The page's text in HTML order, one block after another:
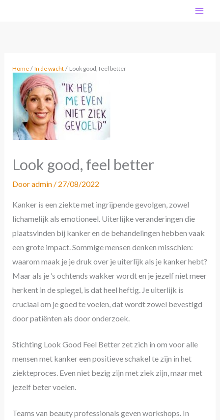
Home In de wacht Look good, feel better
Look good, feel better
Dooradmin / 27/08/2022
Kanker is een ziekte met ingrijpende gevolgen, zowel
lichamelijk als emotioneel. Uiterlijke veranderingen die
plaatsvinden bij kanker en de behandelingen hebben vaak
een grote impact. Sommige mensen denken misschien:
waarom maak je je druk over je uiterlijk als je kanker hebt?
Maar als je ’s ochtends wakker wordt en je jezelf niet meer
herkent in de spiegel, is dat heel heftig. Je uiterlijk is
cruciaal om je goed te voelen, dat wordt zowel bevestigd
door patiënten als door onderzoek.
Stichting Look Good Feel Better zet zich in om voor alle
mensen met kanker een positieve schakel te zijn in het
ziekteproces. Even niet bezig zijn met ziek zijn, maar met
jezelf beter voelen.
Teams van beauty professionals geven workshops. In